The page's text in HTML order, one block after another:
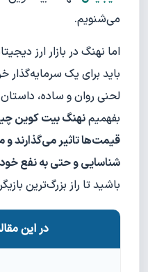
می‌شنویم.
اما نهنگ در بازار ارز
باید برای یک سرمایه‌گذار
لحنی روان و ساده، داستان
بفهمیمنهنگ بیت کوین
قیمت‌ها تاثیر می‌گذارند و
شناسایی و حتی به نفع
باشید تا راز بزرگ‌ترین
در این